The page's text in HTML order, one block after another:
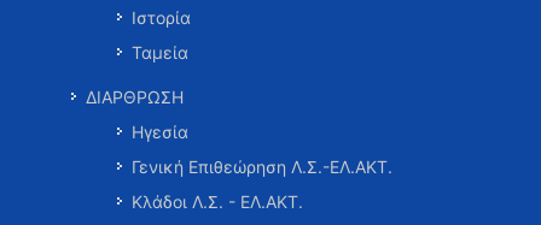
Ιστορία
Ταμεία
ΔΙΑΡΘΡΩΣΗ
Ηγεσία
Γενική Επιθεώρηση Λ.Σ.-ΕΛ.ΑΚΤ.
Κλάδοι Λ.Σ. - ΕΛ.ΑΚΤ.